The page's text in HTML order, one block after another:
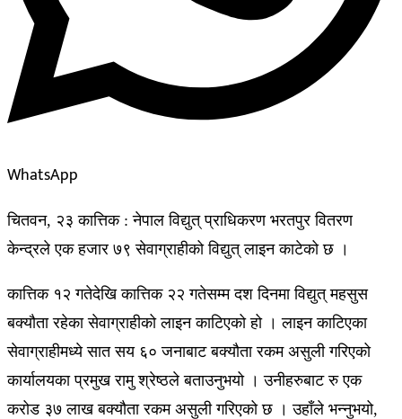
WhatsApp
चितवन, २३ कात्तिक : नेपाल विद्युत् प्राधिकरण भरतपुर वितरण
केन्द्रले एक हजार ७९ सेवाग्राहीको विद्युत् लाइन काटेको छ ।
कात्तिक १२ गतेदेखि कात्तिक २२ गतेसम्म दश दिनमा विद्युत् महसुस
बक्यौता रहेका सेवाग्राहीको लाइन काटिएको हो । लाइन काटिएका
सेवाग्राहीमध्ये सात सय ६० जनाबाट बक्यौता रकम असुली गरिएको
कार्यालयका प्रमुख रामु श्रेष्ठले बताउनुभयो । उनीहरुबाट रु एक
करोड ३७ लाख बक्यौता रकम असुली गरिएको छ । उहाँले भन्नुभयो,